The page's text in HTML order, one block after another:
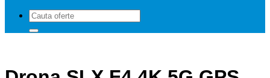
Caută
după: